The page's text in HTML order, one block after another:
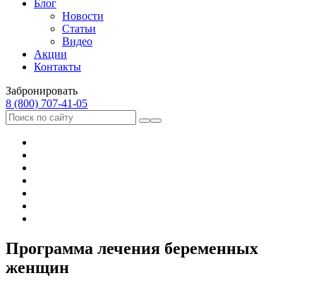
Блог
Новости
Статьи
Видео
Акции
Контакты
Забронировать
8 (800) 707‑41‑05
Программа лечения беременных
женщин